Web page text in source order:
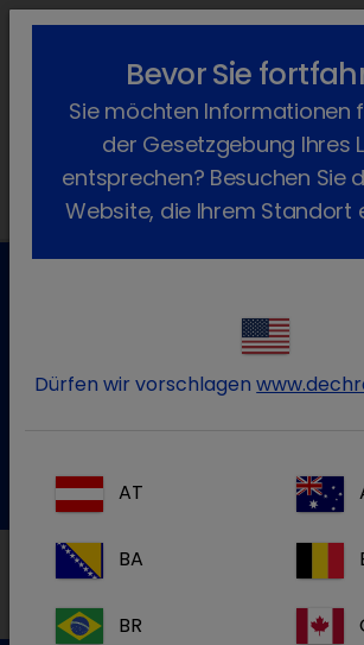
lock_outline
Freiverkäuflich
Kundenservice für
Kontaktieren Sie unseren Kundenservice.
Tel.:+49 7525 / 2050
Bevor Sie
Sie möchten Informationen
der Gesetzgebung Ihres
entsprechen? Besuchen Sie
Website, die Ihrem Standort
Dürfen wir vorschlagen
AT
BA
BR